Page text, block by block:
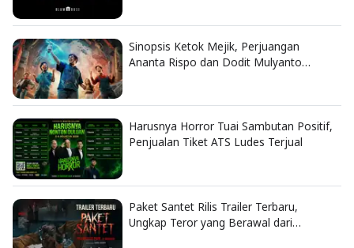
Sinopsis Ketok Mejik, Perjuangan
Ananta Rispo dan Dodit Mulyanto
Harusnya Horror Tuai Sambutan Positif,
Penjualan Tiket ATS Ludes Terjual
Paket Santet Rilis Trailer Terbaru,
Ungkap Teror yang Berawal dari